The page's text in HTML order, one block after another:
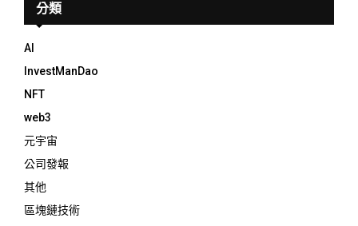
分類
AI
InvestManDao
NFT
web3
元宇宙
公司發報
其他
區塊鏈技術